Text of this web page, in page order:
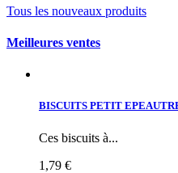
Tous les nouveaux produits
Meilleures ventes
BISCUITS PETIT
Ces biscuits à...
1,79 €